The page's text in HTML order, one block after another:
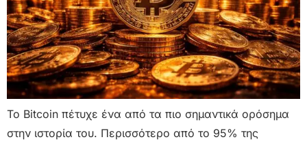
Το Bitcoin πέτυχε ένα από τα πιο σημαντικά ορόσημα
στην ιστορία του. Περισσότερο από το 95% της